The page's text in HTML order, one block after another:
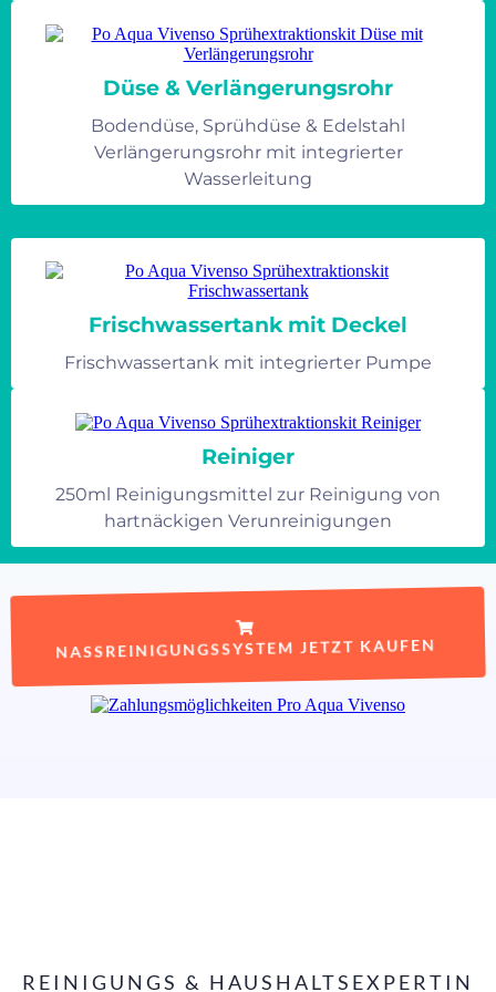
Düse & Verlängerungsrohr
Bodendüse, Sprühdüse & Edelstahl
Verlängerungsrohr mit integrierter
Wasserleitung
Frischwassertank mit Deckel
Frischwassertank mit integrierter Pumpe
Reiniger
250ml Reinigungsmittel zur Reinigung von
hartnäckigen Verunreinigungen
NASSREINIGUNGSSYSTEM JETZT KAUFEN
REINIGUNGS & HAUSHALTSEXPERTIN